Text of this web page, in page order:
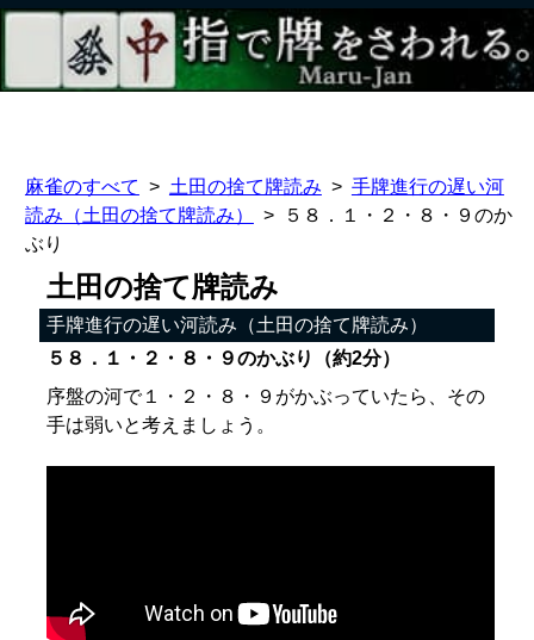
麻雀のすべて 土田の捨て牌読み
手牌進行の遅い河
読み（土田の捨て牌読み）
５８．１・２・８・９のか
ぶり
土田の捨て牌読み
手牌進行の遅い河読み（土田の捨て牌読み）
５８．１・２・８・９のかぶり（約2分）
序盤の河で１・２・８・９がかぶっていたら、その
手は弱いと考えましょう。